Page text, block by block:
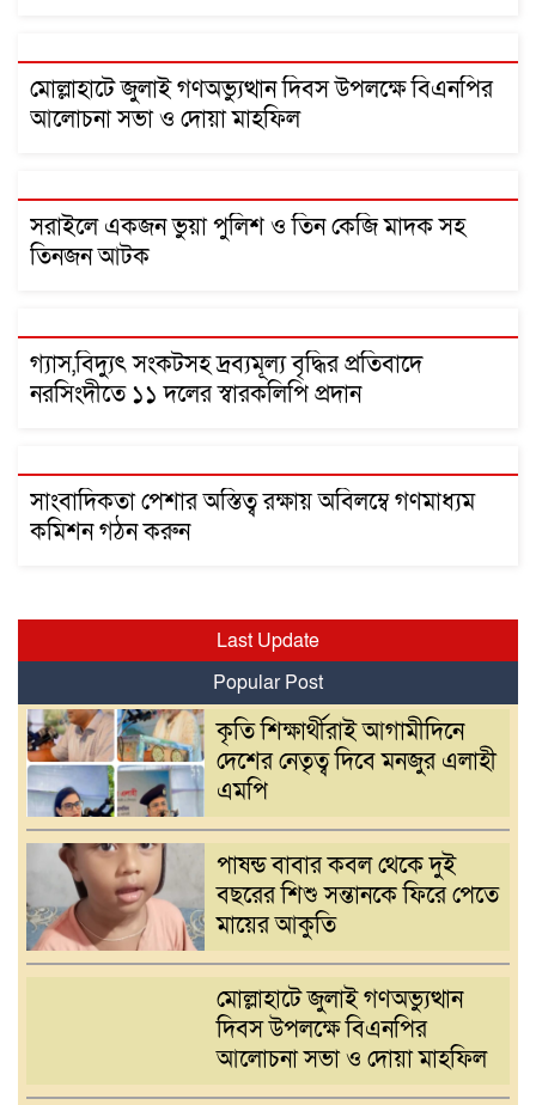
মোল্লাহাটে জুলাই গণঅভ্যুত্থান দিবস উপলক্ষে বিএনপির
আলোচনা সভা ও দোয়া মাহফিল
সরাইলে একজন ভুয়া পুলিশ ও তিন কেজি মাদক সহ
তিনজন আটক
গ্যাস,বিদ্যুৎ সংকটসহ দ্রব্যমূল্য বৃদ্ধির প্রতিবাদে
নরসিংদীতে ১১ দলের স্বারকলিপি প্রদান
সাংবাদিকতা পেশার অস্তিত্ব রক্ষায় অবিলম্বে গণমাধ্যম
কমিশন গঠন করুন
Last Update
Popular Post
কৃতি শিক্ষার্থীরাই আগামীদিনে
দেশের নেতৃত্ব দিবে মনজুর এলাহী
এমপি
পাষন্ড বাবার কবল থেকে দুই
বছরের শিশু সন্তানকে ফিরে পেতে
মায়ের আকুতি
মোল্লাহাটে জুলাই গণঅভ্যুত্থান
দিবস উপলক্ষে বিএনপির
আলোচনা সভা ও দোয়া মাহফিল